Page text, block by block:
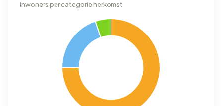
Inwoners per categorie herkomst